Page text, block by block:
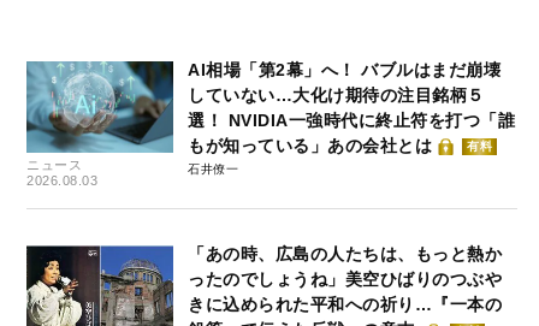
ニュース
2026.08.03
AI相場「第2幕」へ！ バブルはまだ崩壊
していない…大化け期待の注目銘柄５
選！ NVIDIA一強時代に終止符を打つ「誰
もが知っている」あの会社とは
有料
石井僚一
「あの時、広島の人たちは、もっと熱か
ったのでしょうね」美空ひばりのつぶや
きに込められた平和への祈り…『一本の